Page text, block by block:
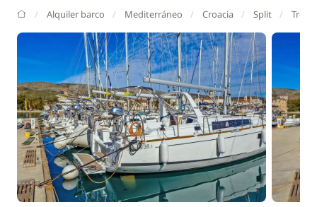
GlobeSailor
Alquiler barco Mediterráneo Croacia Split Trogir